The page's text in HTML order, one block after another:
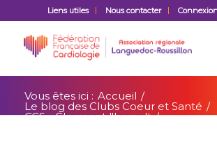
Liens utiles Nous contacter
Vous êtes ici : Accueil /
Le blog des Clubs Coeur et Santé /
CCS - Clermont l'herault /